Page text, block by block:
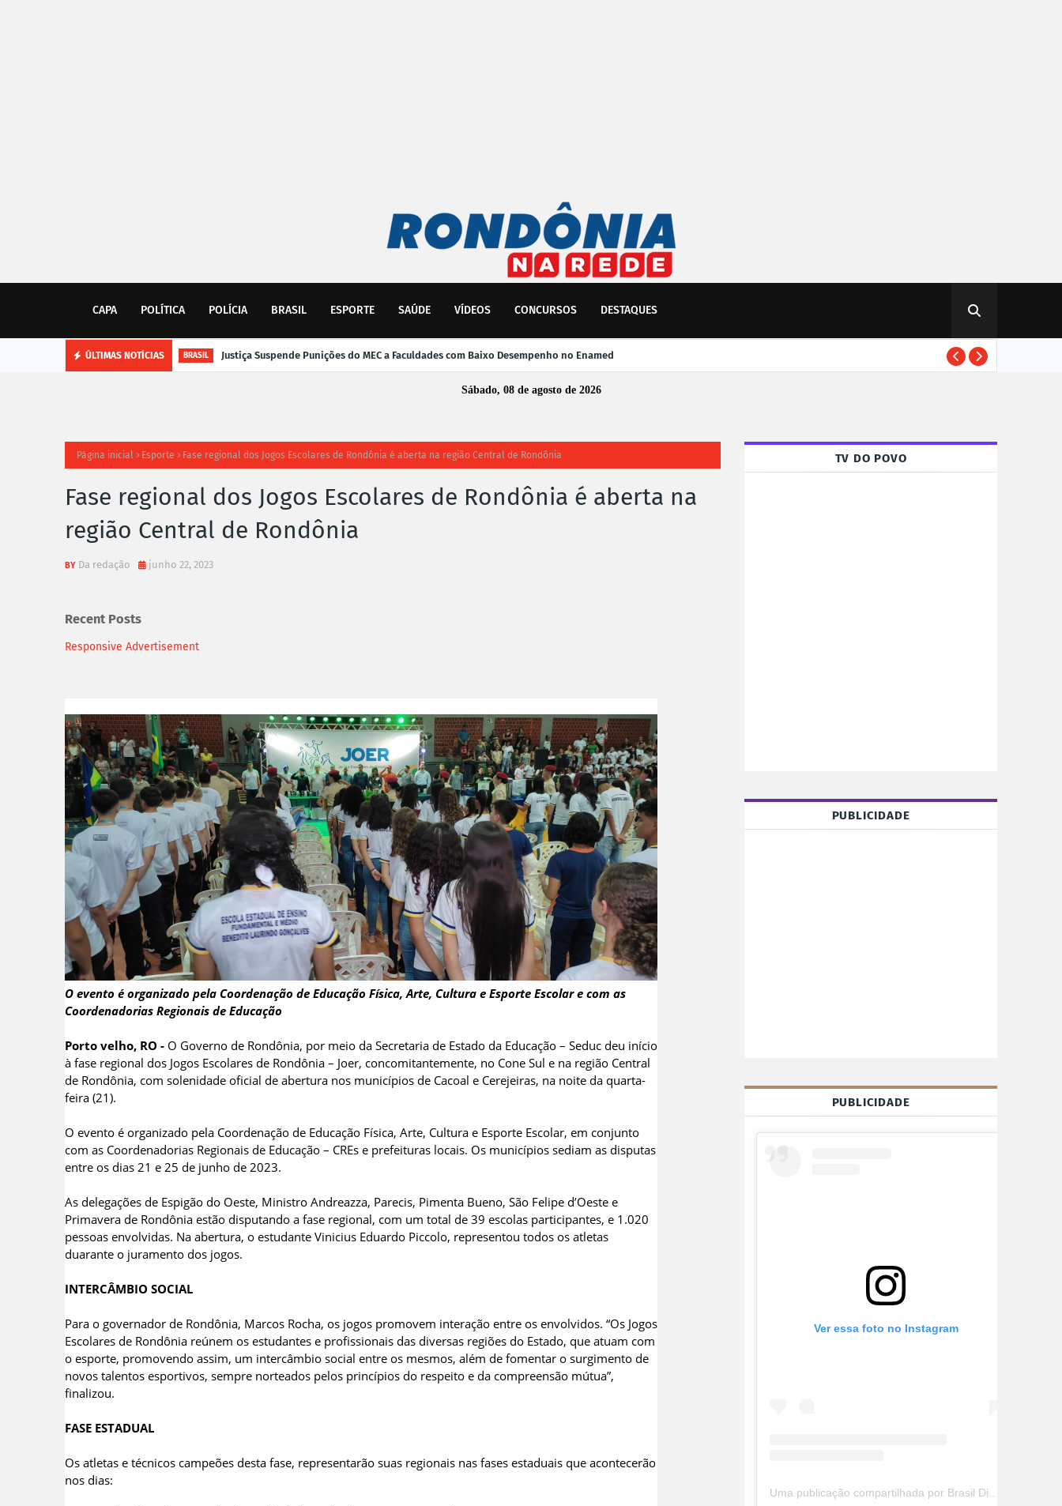
CAPA POLÍTICA POLÍCIA BRASIL ESPORTE SAÚDE VÍDEOS CONCURSOS DESTAQUES
ÚLTIMAS NOTÍCIAS BRASIL Justiça Suspende Punições do MEC a Faculdades com Baixo Desempenho no Enamed
Sábado, 08 de agosto de 2026
Página inicial Esporte Fase regional dos Jogos Escolares de Rondônia é aberta na região Central de Rondônia
Fase regional dos Jogos Escolares de Rondônia é aberta na
região Central de Rondônia
Da redação junho 22, 2023
Recent Posts
Responsive Advertisement
O evento é organizado pela Coordenação de Educação Física, Arte, Cultura e Esporte Escolar e com as
Coordenadorias Regionais de Educação
Porto velho, RO - O Governo de Rondônia, por meio da Secretaria de Estado da Educação – Seduc deu início
à fase regional dos Jogos Escolares de Rondônia – Joer, concomitantemente, no Cone Sul e na região Central
de Rondônia, com solenidade oficial de abertura nos municípios de Cacoal e Cerejeiras, na noite da quarta-
feira (21).
O evento é organizado pela Coordenação de Educação Física, Arte, Cultura e Esporte Escolar, em conjunto
com as Coordenadorias Regionais de Educação – CREs e prefeituras locais. Os municípios sediam as disputas
entre os dias 21 e 25 de junho de 2023.
As delegações de Espigão do Oeste, Ministro Andreazza, Parecis, Pimenta Bueno, São Felipe d’Oeste e
Primavera de Rondônia estão disputando a fase regional, com um total de 39 escolas participantes, e 1.020
pessoas envolvidas. Na abertura, o estudante Vinicius Eduardo Piccolo, representou todos os atletas
duarante o juramento dos jogos.
INTERCÂMBIO SOCIAL
Para o governador de Rondônia, Marcos Rocha, os jogos promovem interação entre os envolvidos. “Os Jogos
Escolares de Rondônia reúnem os estudantes e profissionais das diversas regiões do Estado, que atuam com
o esporte, promovendo assim, um intercâmbio social entre os mesmos, além de fomentar o surgimento de
novos talentos esportivos, sempre norteados pelos princípios do respeito e da compreensão mútua”,
finalizou.
FASE ESTADUAL
Os atletas e técnicos campeões desta fase, representarão suas regionais nas fases estaduais que acontecerão
nos dias:
TV DO POVO
PUBLICIDADE
PUBLICIDADE
Ver essa foto no Instagram